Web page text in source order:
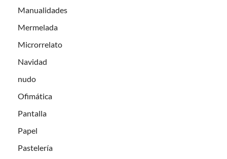
Manualidades
Mermelada
Microrrelato
Navidad
nudo
Ofimática
Pantalla
Papel
Pastelería